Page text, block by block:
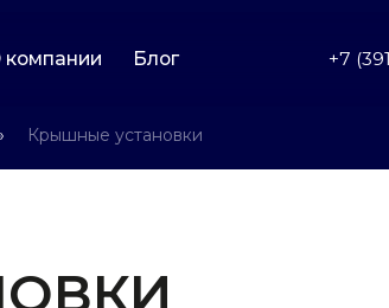
Блог +7 (391) 989-93-30
Крышные установки